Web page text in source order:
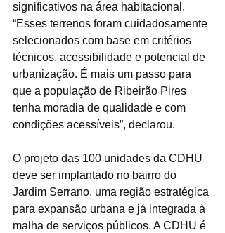
significativos na área habitacional.
“Esses terrenos foram cuidadosamente
selecionados com base em critérios
técnicos, acessibilidade e potencial de
urbanização. É mais um passo para
que a população de Ribeirão Pires
tenha moradia de qualidade e com
condições acessíveis”, declarou.
O projeto das 100 unidades da CDHU
deve ser implantado no bairro do
Jardim Serrano, uma região estratégica
para expansão urbana e já integrada à
malha de serviços públicos. A CDHU é